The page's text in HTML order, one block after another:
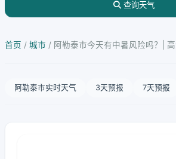
查询天气
首页 / 城市 / 阿勒泰市今天有中暑风险吗？|
阿勒泰市实时天气 3天预报 7天预报